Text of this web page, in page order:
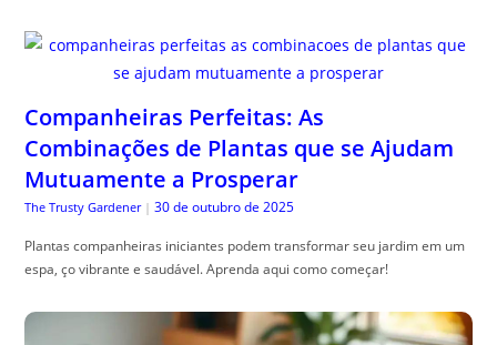
Companheiras Perfeitas: As
Combinações de Plantas que se Ajudam
Mutuamente a Prosperar
The Trusty Gardener | 30 de outubro de 2025
Plantas companheiras iniciantes podem transformar seu jardim em um
espa, ço vibrante e saudável. Aprenda aqui como começar!